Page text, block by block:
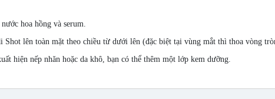
hoa hồng và serum.
Shot lên toàn mặt theo chiều từ dưới lên (đặc biệt tại vùng mắt thì thoa vòng
hiện nếp nhăn hoặc da khô, bạn có thể thêm một lớp kem dưỡng.